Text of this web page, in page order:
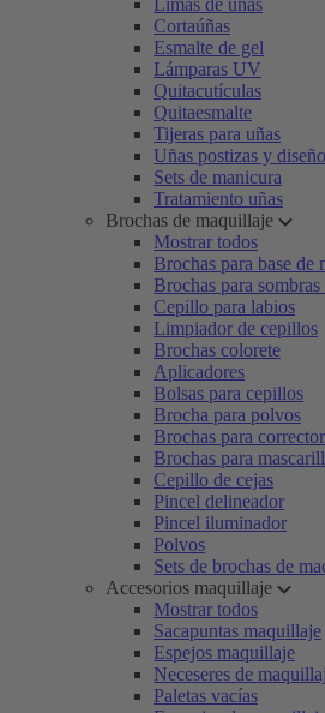
Limas de uñas
Cortaúñas
Esmalte de gel
Lámparas UV
Quitacutículas
Quitaesmalte
Tijeras para uñas
Uñas postizas y
Sets de manicura
Tratamiento uñas
Brochas de maquillaje
Mostrar todos
Brochas para base de
Brochas para
Cepillo para labios
Limpiador de cepillos
Brochas colorete
Aplicadores
Bolsas para cepillos
Brocha para polvos
Brochas para corrector
Brochas para
Cepillo de cejas
Pincel delineador
Pincel iluminador
Polvos
Sets de brochas de
Accesorios maquillaje
Mostrar todos
Sacapuntas maquillaje
Espejos maquillaje
Neceseres de
Paletas vacías